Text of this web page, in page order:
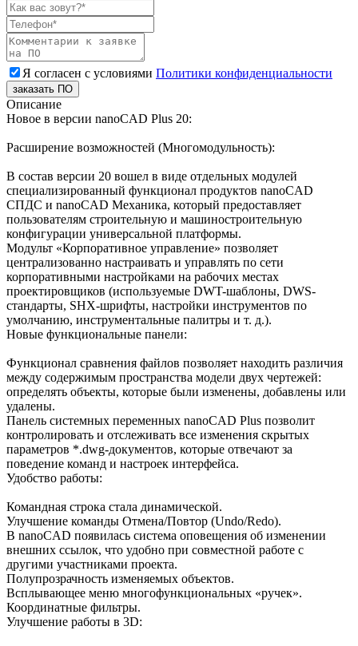
Я согласен с условиями Политики конфиденциальности
заказать ПО
Описание
Новое в версии nanoCAD Plus 20:
Расширение возможностей (Многомодульность):
В состав версии 20 вошел в виде отдельных модулей
специализированный функционал продуктов nanoCAD
СПДС и nanoCAD Механика, который предоставляет
пользователям строительную и машиностроительную
конфигурации универсальной платформы.
Модульт «Корпоративное управление» позволяет
централизованно настраивать и управлять по сети
корпоративными настройками на рабочих местах
проектировщиков (используемые DWT-шаблоны, DWS-
стандарты, SHX-шрифты, настройки инструментов по
умолчанию, инструментальные палитры и т. д.).
Новые функциональные панели:
Функционал сравнения файлов позволяет находить различия
между содержимым пространства модели двух чертежей:
определять объекты, которые были изменены, добавлены или
удалены.
Панель системных переменных nanoCAD Plus позволит
контролировать и отслеживать все изменения скрытых
параметров *.dwg-документов, которые отвечают за
поведение команд и настроек интерфейса.
Удобство работы:
Командная строка стала динамической.
Улучшение команды Отмена/Повтор (Undo/Redo).
В nanoCAD появилась система оповещения об изменении
внешних ссылок, что удобно при совместной работе с
другими участниками проекта.
Полупрозрачность изменяемых объектов.
Всплывающее меню многофункциональных «ручек».
Координатные фильтры.
Улучшение работы в 3D: